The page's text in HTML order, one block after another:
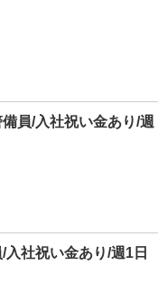
員/入社祝い金あり/週
社祝い金あり/週1日